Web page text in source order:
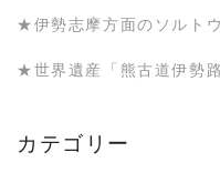
★伊勢志摩方面のソルト
★世界遺産「熊古道伊勢
カテゴリー